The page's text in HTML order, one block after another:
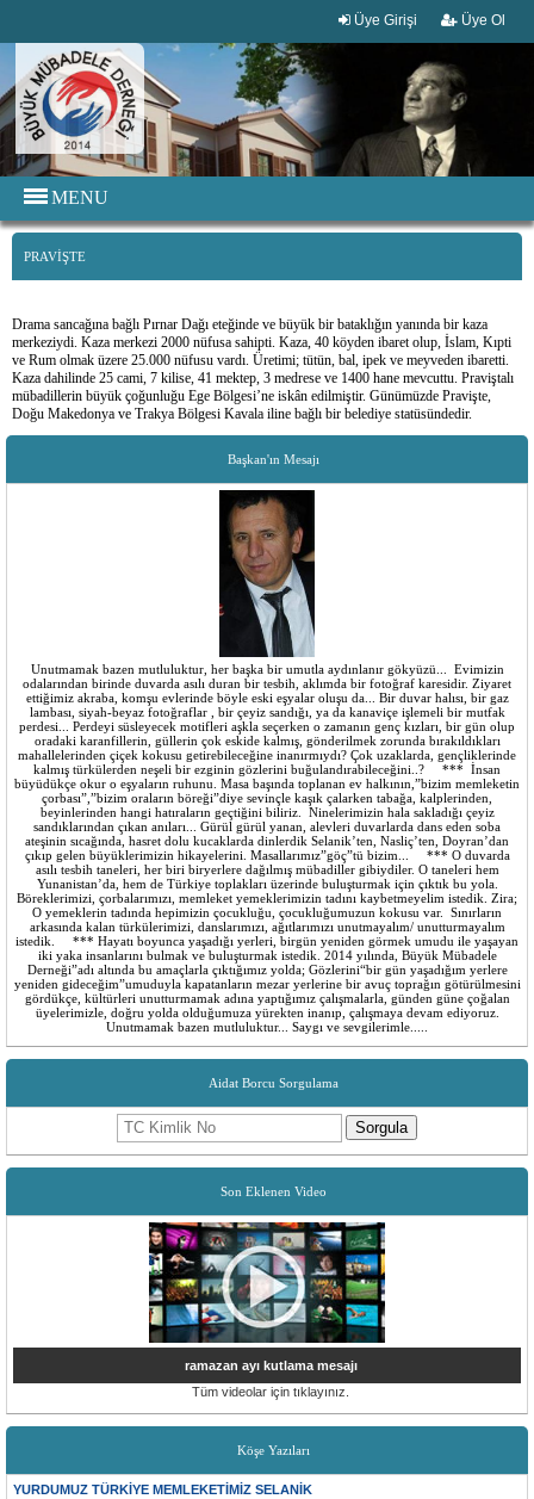
Üye Girişi Üye Ol
MENU
PRAVIŞTE
Drama sancağına bağlı Pırnar Dağı eteğinde ve büyük bir bataklığın yanında bir kaza
merkeziydi. Kaza merkezi 2000 nüfusa sahipti. Kaza, 40 köyden ibaret olup, İslam, Kıpti
ve Rum olmak üzere 25.000 nüfusu vardı. Üretimi; tütün, bal, ipek ve meyveden ibaretti.
Kaza dahilinde 25 cami, 7 kilise, 41 mektep, 3 medrese ve 1400 hane mevcuttu. Praviştalı
mübadillerin büyük çoğunluğu Ege Bölgesi’ne iskân edilmiştir. Günümüzde Pravişte,
Doğu Makedonya ve Trakya Bölgesi Kavala iline bağlı bir belediye statüsündedir.
Başkan'ın Mesajı
Unutmamak bazen mutluluktur, her başka bir umutla aydınlanır gökyüzü... Evimizin
odalarından birinde duvarda asılı duran bir tesbih, aklımda bir fotoğraf karesidir. Ziyaret
ettiğimiz akraba, komşu evlerinde böyle eski eşyalar oluşu da... Bir duvar halısı, bir gaz
lambası, siyah-beyaz fotoğraflar , bir çeyiz sandığı, ya da kanaviçe işlemeli bir mutfak
perdesi... Perdeyi süsleyecek motifleri aşkla seçerken o zamanın genç kızları, bir gün olup
oradaki karanfillerin, güllerin çok eskide kalmış, gönderilmek zorunda bırakıldıkları
mahallelerinden çiçek kokusu getirebileceğine inanırmıydı? Çok uzaklarda, gençliklerinde
kalmış türkülerden neşeli bir ezginin gözlerini buğulandırabileceğini..? *** İnsan
büyüdükçe okur o eşyaların ruhunu. Masa başında toplanan ev halkının,”bizim memleketin
çorbası”,”bizim oraların böreği”diye sevinçle kaşık çalarken tabağa, kalplerinden,
beyinlerinden hangi hatıraların geçtiğini biliriz. Ninelerimizin hala sakladığı çeyiz
sandıklarından çıkan anıları... Gürül gürül yanan, alevleri duvarlarda dans eden soba
ateşinin sıcağında, hasret dolu kucaklarda dinlerdik Selanik’ten, Nasliç’ten, Doyran’dan
çıkıp gelen büyüklerimizin hikayelerini. Masallarımız”göç”tü bizim... *** O duvarda
asılı tesbih taneleri, her biri biryerlere dağılmış mübadiller gibiydiler. O taneleri hem
Yunanistan’da, hem de Türkiye toplakları üzerinde buluşturmak için çıktık bu yola.
Böreklerimizi, çorbalarımızı, memleket yemeklerimizin tadını kaybetmeyelim istedik. Zira;
O yemeklerin tadında hepimizin çocukluğu, çocukluğumuzun kokusu var. Sınırların
arkasında kalan türkülerimizi, danslarımızı, ağıtlarımızı unutmayalım/ unutturmayalım
istedik. *** Hayatı boyunca yaşadığı yerleri, birgün yeniden görmek umudu ile yaşayan
iki yaka insanlarını bulmak ve buluşturmak istedik. 2014 yılında, Büyük Mübadele
Derneği”adı altında bu amaçlarla çıktığımız yolda; Gözlerini“bir gün yaşadığım yerlere
yeniden gideceğim”umuduyla kapatanların mezar yerlerine bir avuç toprağın götürülmesini
gördükçe, kültürleri unutturmamak adına yaptığımız çalışmalarla, günden güne çoğalan
üyelerimizle, doğru yolda olduğumuza yürekten inanıp, çalışmaya devam ediyoruz.
Unutmamak bazen mutluluktur... Saygı ve sevgilerimle.....
Aidat Borcu Sorgulama
Sorgula
Son Eklenen Video
ramazan ayı kutlama mesajı
Tüm videolar için tıklayınız.
Köşe Yazıları
YURDUMUZ TÜRKİYE MEMLEKETİMİZ SELANİK